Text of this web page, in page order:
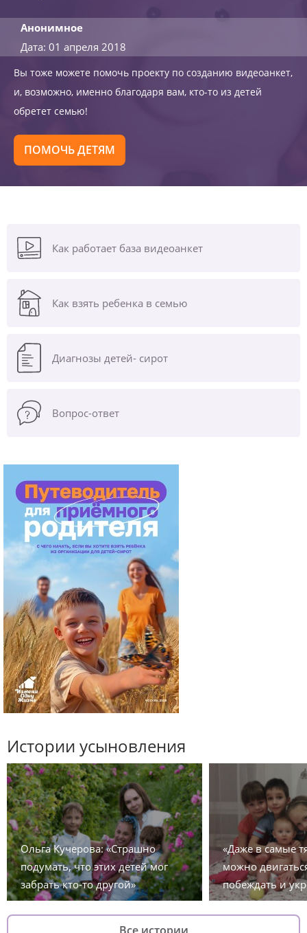
Анонимное
Дата: 01 апреля 2018
Вы тоже можете помочь проекту по созданию видеоанкет,
и, возможно, именно благодаря вам, кто-то из детей
обретет семью!
ПОМОЧЬ ДЕТЯМ
Как работает база видеоанкет
Как взять ребенка в семью
Диагнозы детей- сирот
Вопрос-ответ
Истории усыновления
Ольга Кучерова: «Страшно
подумать, что этих детей мог
забрать кто-то другой»
«Даже в самые
можно
побеждать и